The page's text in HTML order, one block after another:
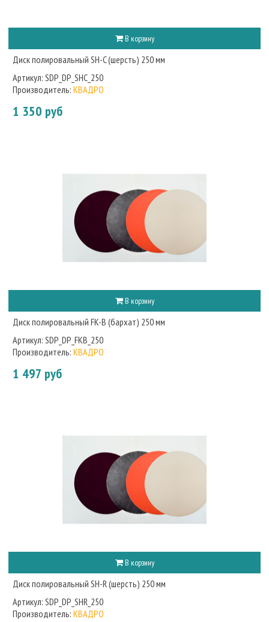
В корзину
Диск полировальный SH-C (шерсть) 250 мм
Артикул: SDP_DP_SHC_250
Производитель: КВАДРО
1 350 руб
В корзину
Диск полировальный FK-B (бархат) 250 мм
Артикул: SDP_DP_FKB_250
Производитель: КВАДРО
1 497 руб
В корзину
Диск полировальный SH-R (шерсть) 250 мм
Артикул: SDP_DP_SHR_250
Производитель: КВАДРО